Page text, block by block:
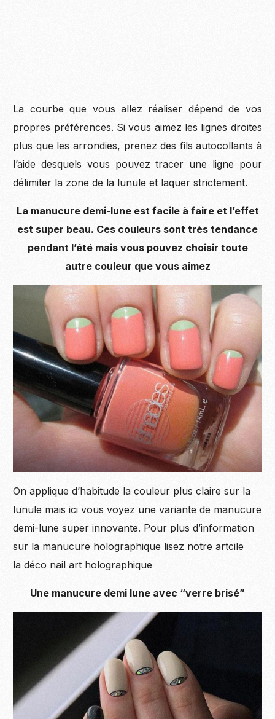
La courbe que vous allez réaliser dépend de vos
propres préférences. Si vous aimez les lignes droites
plus que les arrondies, prenez des fils autocollants à
l’aide desquels vous pouvez tracer une ligne pour
délimiter la zone de la lunule et laquer strictement.
La manucure demi-lune est facile à faire et l’effet
est super beau. Ces couleurs sont très tendance
pendant l’été mais vous pouvez choisir toute
autre couleur que vous aimez
On applique d’habitude la couleur plus claire sur la
lunule mais ici vous voyez une variante de manucure
demi-lune super innovante. Pour plus d’information
sur la manucure holographique lisez notre artcile
la déco nail art holographique
Une manucure demi lune avec “verre brisé”